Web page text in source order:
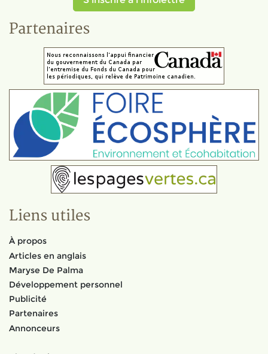
Partenaires
Liens utiles
À propos
Articles en anglais
Maryse De Palma
Développement personnel
Publicité
Partenaires
Annonceurs